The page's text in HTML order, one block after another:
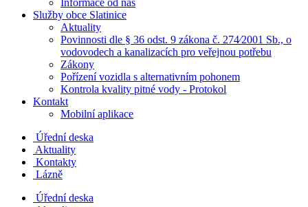
Informace od nás
Služby obce Slatinice
Aktuality
Povinnosti dle § 36 odst. 9 zákona č. 274⁄2001 Sb., o
vodovodech a kanalizacích pro veřejnou potřebu
Zákony
Pořízení vozidla s alternativním pohonem
Kontrola kvality pitné vody - Protokol
Kontakt
Mobilní aplikace
Úřední deska
Aktuality
Kontakty
Lázně
Úřední deska